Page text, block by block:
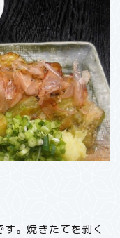
。焼きたてを剥く